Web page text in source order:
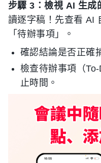
步驟 3：檢視 AI 生成
讀逐字稿！先查看 AI
「待辦事項」。
確認結論是否正確
檢查待辦事項（
止時間。